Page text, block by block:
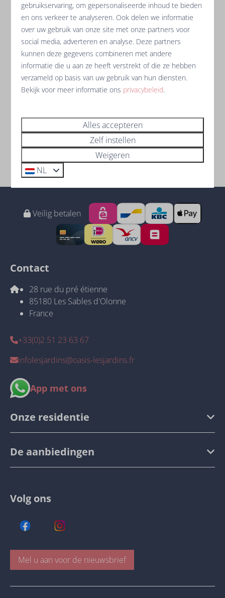
Veilig betalen
Contact
28 rue du pré étienne
85180 Les Sables d'Olonne
France
+33(0)2 51 23 63 67
infolesjardins@oasis-lesjardins.fr
App met ons
Onze residentie
De aanbiedingen
Volg ons
Mel u aan voor de nieuwsbrief
gebruikservaring, om gepersonaliseerde inhoud te bieden
en ons verkeer te analyseren. Ook delen we informatie
over uw gebruik van onze site met onze partners voor
social media, adverteren en analyse. Deze partners
kunnen deze gegevens combineren met andere
informatie die u aan ze heeft verstrekt of die ze hebben
verzameld op basis van uw gebruik van hun diensten.
Bekijk voor meer informatie ons privacybeleid.
Alles accepteren
Zelf instellen
Weigeren
NL